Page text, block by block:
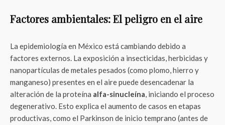
Factores ambientales: El peligro en el aire
La epidemiología en México está cambiando debido a
factores externos. La exposición a insecticidas, herbicidas y
nanopartículas de metales pesados (como plomo, hierro y
manganeso) presentes en el aire puede desencadenar la
alteración de la proteína alfa-sinucleína, iniciando el proceso
degenerativo. Esto explica el aumento de casos en etapas
productivas, como el Parkinson de inicio temprano (antes de